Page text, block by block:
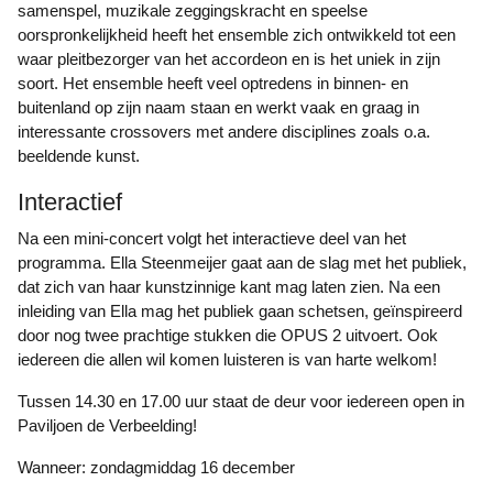
samenspel, muzikale zeggingskracht en speelse
oorspronkelijkheid heeft het ensemble zich ontwikkeld tot een
waar pleitbezorger van het accordeon en is het uniek in zijn
soort. Het ensemble heeft veel optredens in binnen- en
buitenland op zijn naam staan en werkt vaak en graag in
interessante crossovers met andere disciplines zoals o.a.
beeldende kunst.
Interactief
Na een mini-concert volgt het interactieve deel van het
programma. Ella Steenmeijer gaat aan de slag met het publiek,
dat zich van haar kunstzinnige kant mag laten zien. Na een
inleiding van Ella mag het publiek gaan schetsen, geïnspireerd
door nog twee prachtige stukken die OPUS 2 uitvoert. Ook
iedereen die allen wil komen luisteren is van harte welkom!
Tussen 14.30 en 17.00 uur staat de deur voor iedereen open in
Paviljoen de Verbeelding!
Wanneer: zondagmiddag 16 december